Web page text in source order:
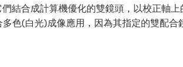
結合成計算機優化的雙鏡頭，以校正軸
色(白光)成像應用，因為其指定的雙配